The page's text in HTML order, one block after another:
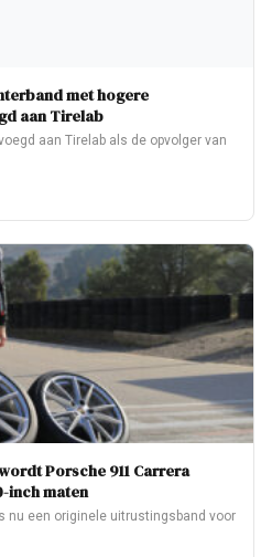
met hogere
aan Tirelab
aan Tirelab als de opvolger van
Porsche 911 Carrera
inch maten
nu een originele uitrustingsband voor